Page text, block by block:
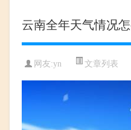
云南全年天气情况
网友:yn 文章列表